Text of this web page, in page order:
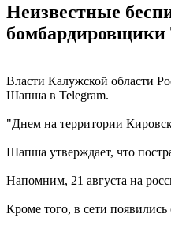
Неизвестные
Власти Калужской области
Шапша в Telegram.
"Днем на территории
Шапша утверждает, что
Напомним, 21 августа на
Кроме того, в сети